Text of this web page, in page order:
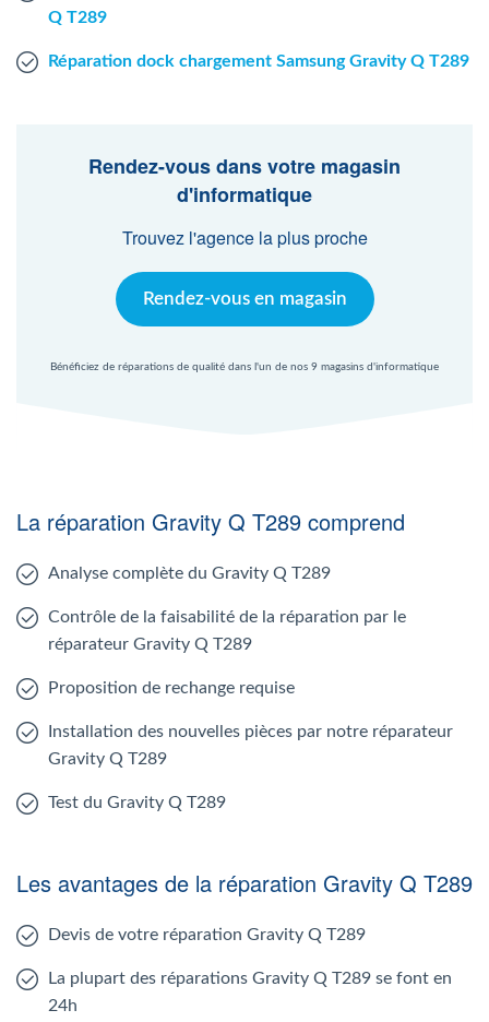
Q T289
Réparation dock chargement Samsung Gravity Q T289
Rendez-vous dans votre magasin
d'informatique
Trouvez l'agence la plus proche
Rendez-vous en magasin
Bénéficiez de réparations de qualité dans l'un de nos 9 magasins d'informatique
La réparation Gravity Q T289 comprend
Analyse complète du Gravity Q T289
Contrôle de la faisabilité de la réparation par le
réparateur Gravity Q T289
Proposition de rechange requise
Installation des nouvelles pièces par notre réparateur
Gravity Q T289
Test du Gravity Q T289
Les avantages de la réparation Gravity Q T289
Devis de votre réparation Gravity Q T289
La plupart des réparations Gravity Q T289 se font en
24h